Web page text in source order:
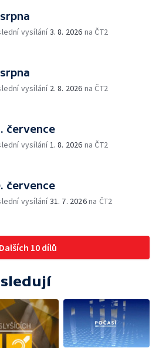
vysílání3. 8. 2026 na ČT2
vysílání 2. 8. 2026 na ČT2
července
vysílání1. 8. 2026 na ČT2
července
vysílání31. 7. 2026na ČT2
Dalších 10 dílů